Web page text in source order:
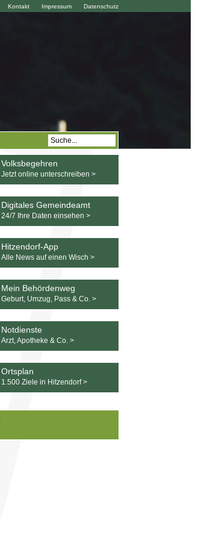
Datenschutz
Impressum
Kontakt
Volksbegehren
Jetzt online unterschreiben >
Digitales Gemeindeamt
24/7 Ihre Daten einsehen >
Hitzendorf-App
Alle News auf einen Wisch >
Mein Behördenweg
Geburt, Umzug, Pass & Co. >
Notdienste
Arzt, Apotheke & Co. >
Ortsplan
1.500 Ziele in Hitzendorf >